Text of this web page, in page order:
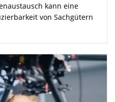
kann eine
von Sachgütern